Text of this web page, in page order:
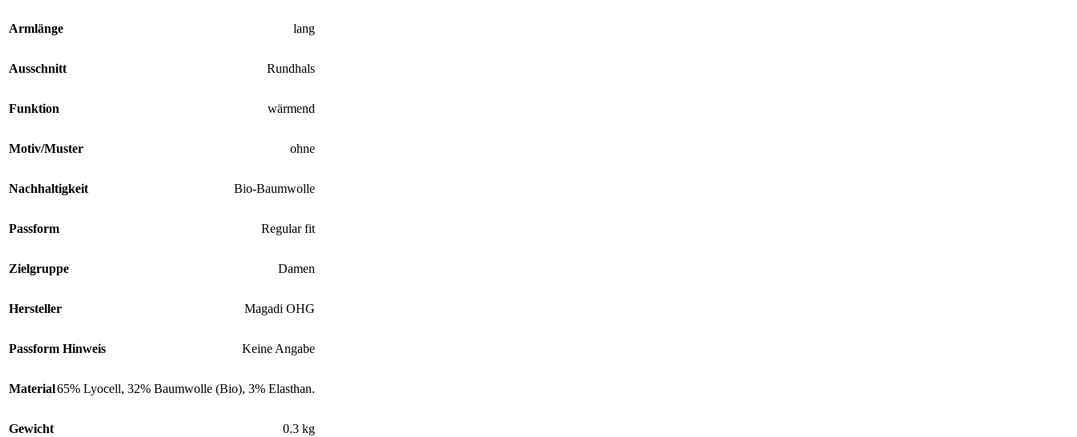
Armlänge lang
Ausschnitt Rundhals
Funktion wärmend
Motiv/Muster ohne
Nachhaltigkeit Bio-Baumwolle
Passform Regular fit
Zielgruppe Damen
Hersteller Magadi OHG
Passform Hinweis Keine Angabe
Material65% Lyocell, 32% Baumwolle (Bio), 3% Elasthan.
Gewicht
0.3 kg